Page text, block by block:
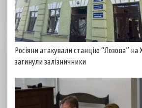
Росіяни атакували станцію “Лозова” на
загинули залізничники